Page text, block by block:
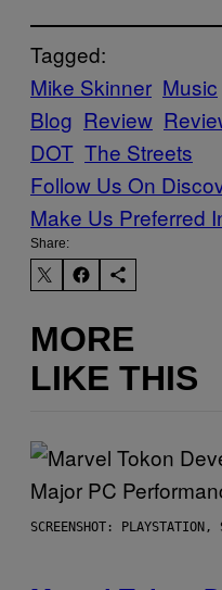
Tagged:
Mike Skinner Music
Blog Review
DOT The Streets
Follow Us On
Make Us Preferred
Share:
MORE
LIKE THIS
SCREENSHOT: PLAYSTATION,